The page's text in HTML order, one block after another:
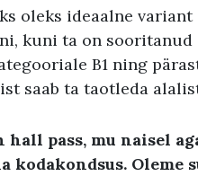
oleks ideaalne
kuni ta on sooritanud
B1 ning
saab ta taotleda
pass, mu naisel
kodakondsus. Oleme